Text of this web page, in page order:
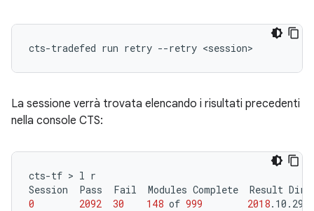
cts-tradefed run retry --retry
La sessione verrà trovata elencando i risultati precedenti
nella console CTS:
cts-tf > l r
Session
Pass Fail Modules Complete Result
0
2092 30 148 of 999 2018